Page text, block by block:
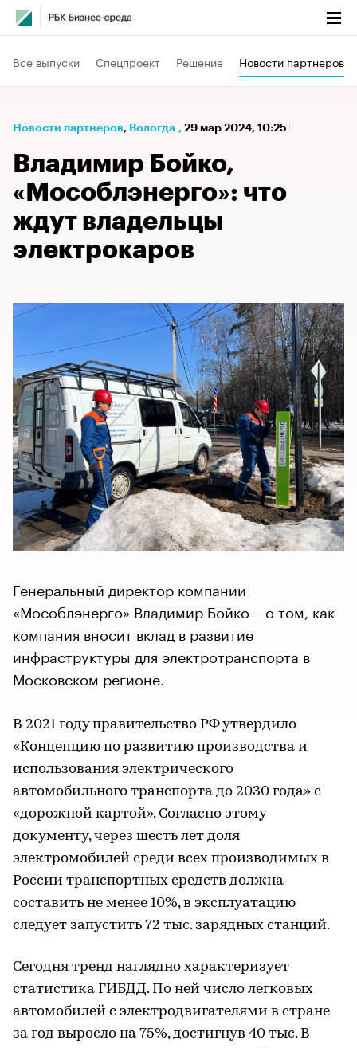
Все выпуски Спецпроект Решение Новости партнеров
Новости партнеров⁠, Вологда , 29 мар 2024, 10:25
Владимир Бойко,
«Мособлэнерго»: что
ждут владельцы
электрокаров
Генеральный директор компании
«Мособлэнерго» Владимир Бойко – о том, как
компания вносит вклад в развитие
инфраструктуры для электротранспорта в
Московском регионе.
В 2021 году правительство РФ утвердило
«Концепцию по развитию производства и
использования электрического
автомобильного транспорта до 2030 года» с
«дорожной картой». Согласно этому
документу, через шесть лет доля
электромобилей среди всех производимых в
России транспортных средств должна
составить не менее 10%, в эксплуатацию
следует запустить 72 тыс. зарядных станций.
Сегодня тренд наглядно характеризует
статистика ГИБДД. По ней число легковых
автомобилей с электродвигателями в стране
за год выросло на 75%, достигнув 40 тыс. В